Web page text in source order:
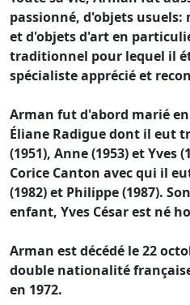
passionné, d'objets
et d'objets d'art en
traditionnel pour lequel il
spécialiste apprécié et
Arman fut d'abord marié
Éliane Radigue dont il eut
(1951), Anne (1953) et Yves
Corice Canton avec qui il
(1982) et Philippe (1987).
enfant, Yves César est né
Arman est décédé le 22
double nationalité
en 1972.